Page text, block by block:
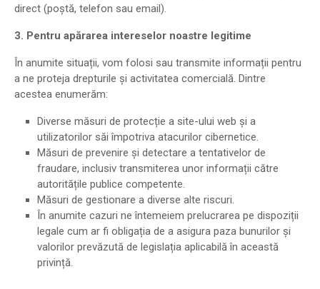
direct (poștă, telefon sau email).
3. Pentru apărarea intereselor noastre legitime
În anumite situații, vom folosi sau transmite informații pentru
a ne proteja drepturile și activitatea comercială. Dintre
acestea enumerăm:
Diverse măsuri de protecție a site-ului web și a
utilizatorilor săi împotriva atacurilor cibernetice.
Măsuri de prevenire și detectare a tentativelor de
fraudare, inclusiv transmiterea unor informații către
autoritățile publice competente.
Măsuri de gestionare a diverse alte riscuri.
În anumite cazuri ne întemeiem prelucrarea pe dispoziții
legale cum ar fi obligația de a asigura paza bunurilor și
valorilor prevăzută de legislația aplicabilă în această
privință.